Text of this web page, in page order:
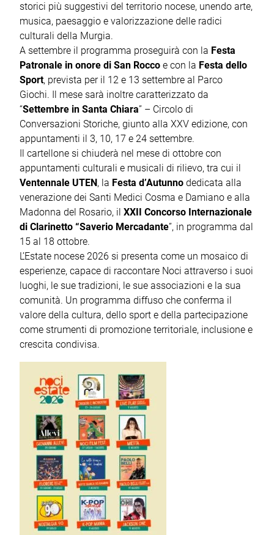
storici più suggestivi del territorio nocese, unendo arte,
musica, paesaggio e valorizzazione delle radici
culturali della Murgia.
A settembre il programma proseguirà con la Festa
Patronale in onore di San Rocco e con la Festa dello
Sport, prevista per il 12 e 13 settembre al Parco
Giochi. Il mese sarà inoltre caratterizzato da
“Settembre in Santa Chiara” – Circolo di
Conversazioni Storiche, giunto alla XXV edizione, con
appuntamenti il 3, 10, 17 e 24 settembre.
Il cartellone si chiuderà nel mese di ottobre con
appuntamenti culturali e musicali di rilievo, tra cui il
Ventennale UTEN, la Festa d’Autunno dedicata alla
venerazione dei Santi Medici Cosma e Damiano e alla
Madonna del Rosario, il XXII Concorso Internazionale
di Clarinetto “Saverio Mercadante”, in programma dal
15 al 18 ottobre.
L’Estate nocese 2026 si presenta come un mosaico di
esperienze, capace di raccontare Noci attraverso i suoi
luoghi, le sue tradizioni, le sue associazioni e la sua
comunità. Un programma diffuso che conferma il
valore della cultura, dello sport e della partecipazione
come strumenti di promozione territoriale, inclusione e
crescita condivisa.